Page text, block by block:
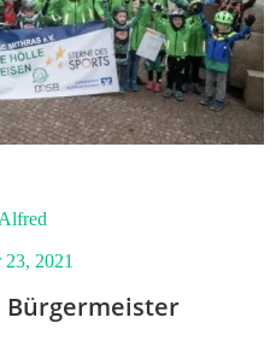
Alfred
2021
Bürgermeister